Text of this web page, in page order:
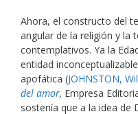
Ahora, el constructo del
angular de la religión y la
contemplativos. Ya la
entidad
apofática (JOHNSTON,
del amor, Empresa
sostenía que a la idea de